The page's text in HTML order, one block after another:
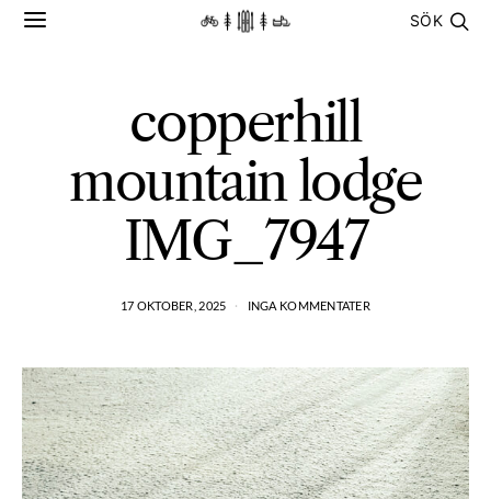
SÖK
copperhill
mountain lodge
IMG_7947
17 OKTOBER, 2025 INGA KOMMENTATER